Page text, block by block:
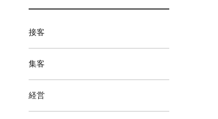
接客
集客
経営